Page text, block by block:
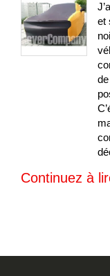
et
Continuez à